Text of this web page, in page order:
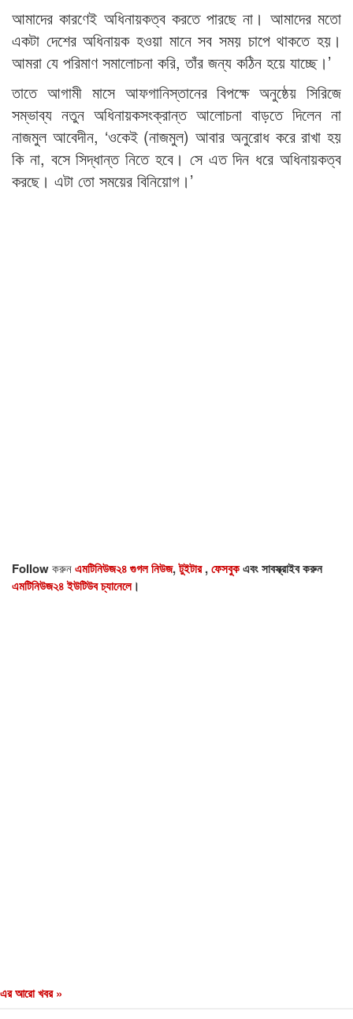
আমাদের কারণেই অধিনায়কত্ব করতে পারছে না। আমাদের মতো
একটা দেশের অধিনায়ক হওয়া মানে সব সময় চাপে থাকতে হয়।
আমরা যে পরিমাণ সমালোচনা করি, তাঁর জন্য কঠিন হয়ে যাচ্ছে।’
তাতে আগামী মাসে আফগানিস্তানের বিপক্ষে অনুষ্ঠেয় সিরিজে
সম্ভাব্য নতুন অধিনায়কসংক্রান্ত আলোচনা বাড়তে দিলেন না
নাজমুল আবেদীন, ‘ওকেই (নাজমুল) আবার অনুরোধ করে রাখা হয়
কি না, বসে সিদ্ধান্ত নিতে হবে। সে এত দিন ধরে অধিনায়কত্ব
করছে। এটা তো সময়ের বিনিয়োগ।’
Followকরুনএমটিনিউজ২৪ গুগল নিউজ,টুইটার,ফেসবুকএবং সাবস্ক্রাইব করুন
এমটিনিউজ২৪ ইউটিউব চ্যানেলে।
এর আরো খবর »